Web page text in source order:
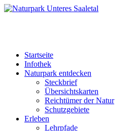
Startseite
Infothek
Naturpark entdecken
Steckbrief
Übersichtskarten
Reichtümer der Natur
Schutzgebiete
Erleben
Lehrpfade